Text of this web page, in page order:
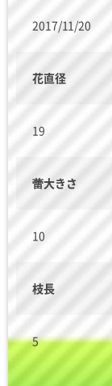
2017/11/20
花直径
19
蕾大きさ
10
枝長
5